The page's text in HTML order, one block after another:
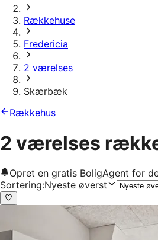
Rækkehuse
Fredericia
2 værelses
Skærbæk
Rækkehus
2 værelses
Opret en gratis BoligAgent for
Sortering:Nyeste øverst